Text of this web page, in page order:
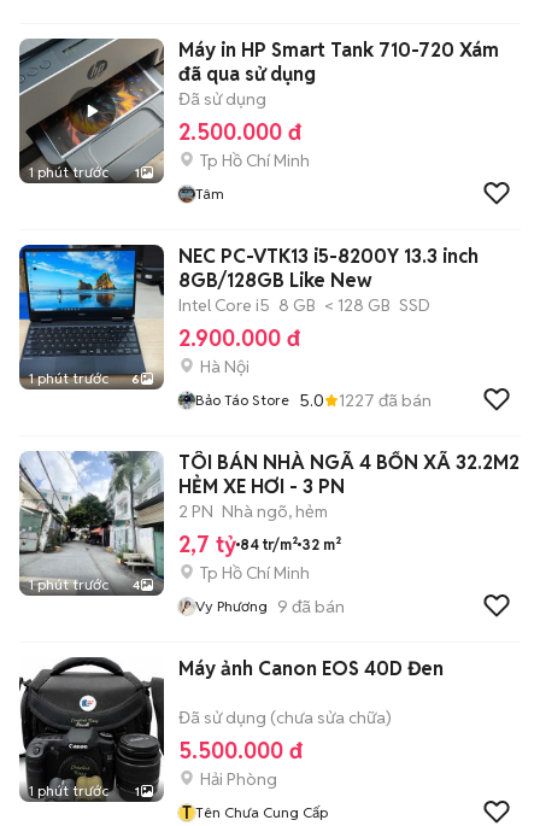
1 phút trước 1
Máy in HP Smart Tank 710-720 Xám
đã qua sử dụng
Đã sử dụng
2.500.000 đ
Tp Hồ Chí Minh
Tâm
1 phút trước 6
NEC PC-VTK13 i5-8200Y 13.3 inch
8GB/128GB Like New
Intel Core i5 8 GB < 128 GB SSD
2.900.000 đ
Hà Nội
Bảo Táo Store 5.0 1227 đã bán
1 phút trước 4
TÔI BÁN NHÀ NGÃ 4 BỐN XÃ 32.2M2
HẺM XE HƠI - 3 PN
2 PN Nhà ngõ, hẻm
2,7 tỷ 84 tr/m² 32 m²
Tp Hồ Chí Minh
Vy Phương 9 đã bán
1 phút trước 1
Máy ảnh Canon EOS 40D Đen
Đã sử dụng (chưa sửa chữa)
5.500.000 đ
Hải Phòng
T Tên Chưa Cung Cấp